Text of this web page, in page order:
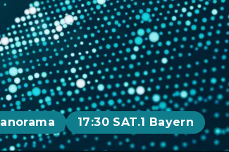
17:30 SAT.1 Bayern